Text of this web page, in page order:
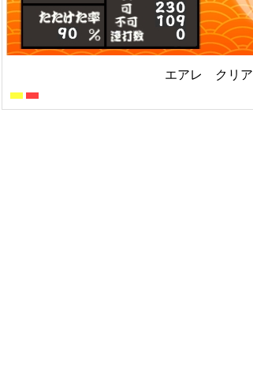
エアレ クリア